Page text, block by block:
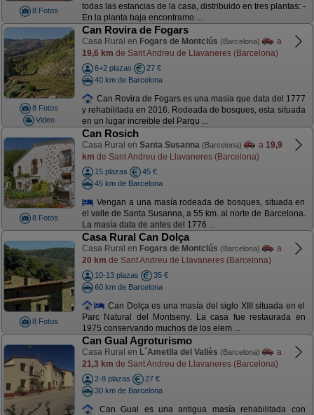
8 Fotos
todas las estancias de la casa, distribuido en tres plantas: -
En la planta baja encontramo ...
8 Fotos
Video
Can Rovira de Fogars
Casa Rural en Fogars de Montclús (Barcelona)
a
19,6 km de Sant Andreu de Llavaneres (Barcelona)
6+2 plazas
27 €
40 km de Barcelona
Can Rovira de Fogars es una masia que data del 1777
y rehabilitada en 2016. Rodeada de bosques, esta situada
en un lugar increible del Parqu ...
8 Fotos
Can Rosich
Casa Rural en Santa Susanna (Barcelona) a 19,9
km de Sant Andreu de Llavaneres (Barcelona)
15 plazas
45 €
45 km de Barcelona
Vengan a una masía rodeada de bosques, situada en
el valle de Santa Susanna, a 55 km. al norte de Barcelona.
La masía data de antes del 1776 ...
8 Fotos
Casa Rural Can Dolça
Casa Rural en Fogars de Montclús (Barcelona)
a
20 km de Sant Andreu de Llavaneres (Barcelona)
10-13 plazas
35 €
60 km de Barcelona
Can Dolça es una masía del siglo XIII situada en el
Parc Natural del Montseny. La casa fue restaurada en
1975 conservando muchos de los elem ...
Can Gual Agroturismo
Casa Rural en L´Ametlla del Vallès (Barcelona)
a
21,3 km de Sant Andreu de Llavaneres (Barcelona)
2-8 plazas
27 €
30 km de Barcelona
Can Gual es una antigua masía rehabilitada con